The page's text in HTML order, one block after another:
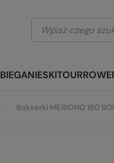
BIEGANIESKITOUR
Bokserki MERIONO 150